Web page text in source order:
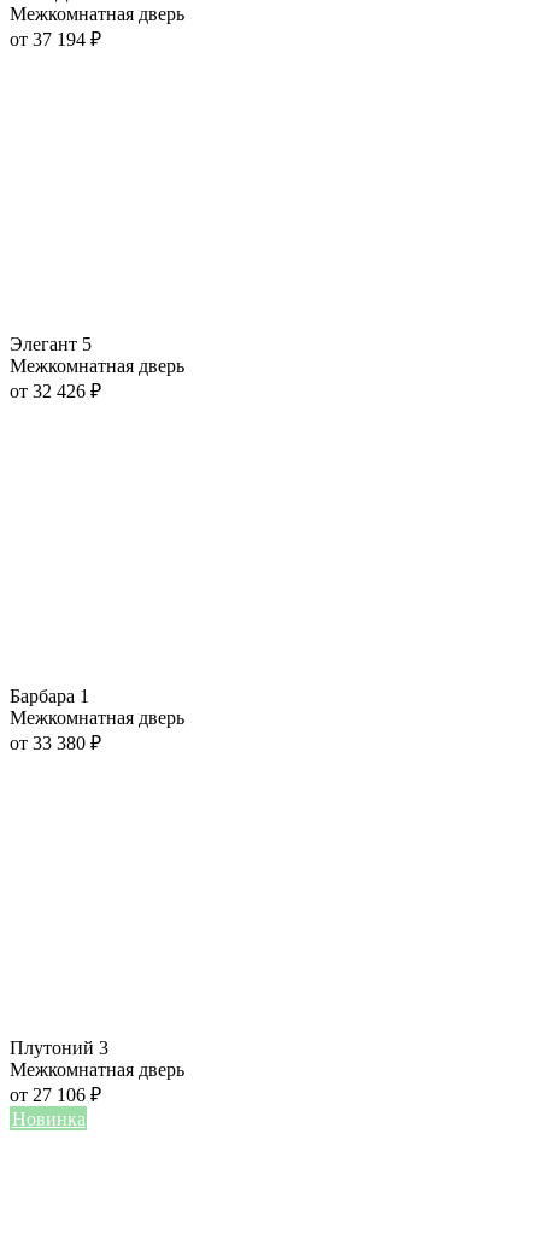
Межкомнатная дверь
от 37 194 ₽
Элегант 5
Межкомнатная дверь
от 32 426 ₽
Барбара 1
Межкомнатная дверь
от 33 380 ₽
Плутоний 3
Межкомнатная дверь
от 27 106 ₽
Новинка